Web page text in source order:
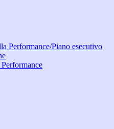
Performance/Piano esecutivo